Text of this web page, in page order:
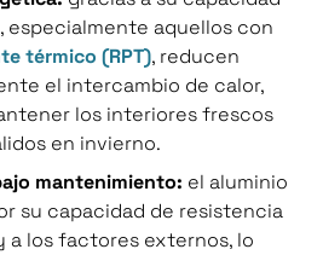
especialmente aquellos con
térmico (RPT), reducen
el intercambio de calor,
los interiores frescos
en invierno.
mantenimiento: el aluminio
su capacidad de resistencia
a los factores externos, lo